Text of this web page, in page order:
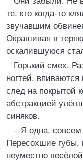
те, кто когда-то
звучавшим
Окрашивая в
оскалившуюся
Горький смех.
ногтей, впиваются
след на покрытой
абстракцией
синяков.
– Я одна,
Пересохшие губы,
неуместно